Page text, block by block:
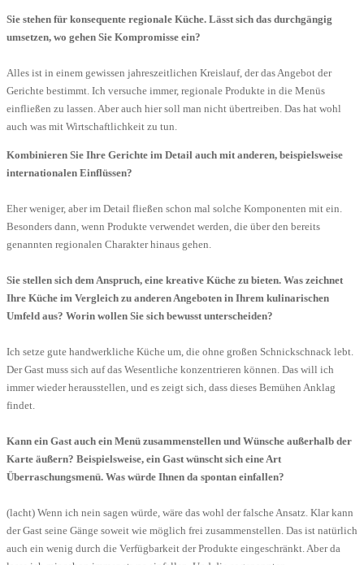
Sie stehen für konsequente regionale Küche. Lässt sich das durchgängig
umsetzen, wo gehen Sie Kompromisse ein?
Alles ist in einem gewissen jahreszeitlichen Kreislauf, der das Angebot der
Gerichte bestimmt. Ich versuche immer, regionale Produkte in die Menüs
einfließen zu lassen. Aber auch hier soll man nicht übertreiben. Das hat wohl
auch was mit Wirtschaftlichkeit zu tun.
Kombinieren Sie Ihre Gerichte im Detail auch mit anderen, beispielsweise
internationalen Einflüssen?
Eher weniger, aber im Detail fließen schon mal solche Komponenten mit ein.
Besonders dann, wenn Produkte verwendet werden, die über den bereits
genannten regionalen Charakter hinaus gehen.
Sie stellen sich dem Anspruch, eine kreative Küche zu bieten. Was zeichnet
Ihre Küche im Vergleich zu anderen Angeboten in Ihrem kulinarischen
Umfeld aus? Worin wollen Sie sich bewusst unterscheiden?
Ich setze gute handwerkliche Küche um, die ohne großen Schnickschnack lebt.
Der Gast muss sich auf das Wesentliche konzentrieren können. Das will ich
immer wieder herausstellen, und es zeigt sich, dass dieses Bemühen Anklag
findet.
Kann ein Gast auch ein Menü zusammenstellen und Wünsche außerhalb der
Karte äußern? Beispielsweise, ein Gast wünscht sich eine Art
Überraschungsmenü. Was würde Ihnen da spontan einfallen?
(lacht) Wenn ich nein sagen würde, wäre das wohl der falsche Ansatz. Klar kann
der Gast seine Gänge soweit wie möglich frei zusammenstellen. Das ist natürlich
auch ein wenig durch die Verfügbarkeit der Produkte eingeschränkt. Aber da